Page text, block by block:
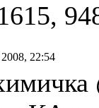
22:54